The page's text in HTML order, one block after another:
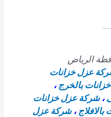
الرياض
عزل خزانات
بالخرج،
،شركة عزل خزانات
،شركة عزل